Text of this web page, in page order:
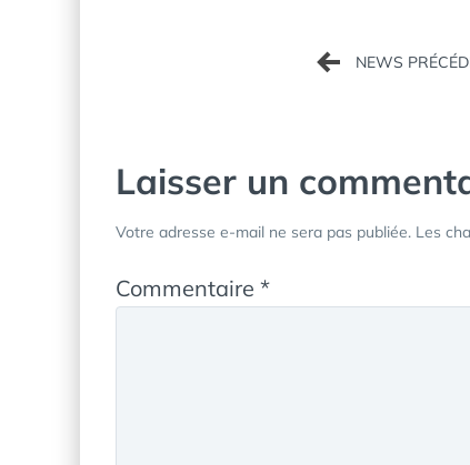
de
Laisser un
Votre adresse e-mail ne sera pas publiée. Les
Commentaire *